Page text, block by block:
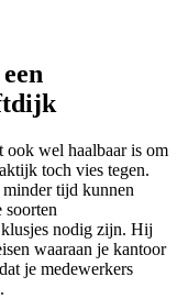
ook wel haalbaar is om
toch vies tegen.
tijd kunnen
soorten
nodig zijn. Hij
waaraan je kantoor
je medewerkers